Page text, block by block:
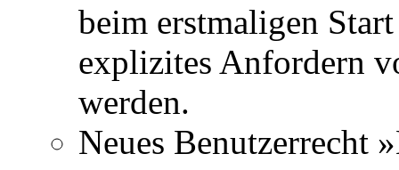
beim erstmaligen
explizites Anfordern
werden.
Neues Benutzerrecht